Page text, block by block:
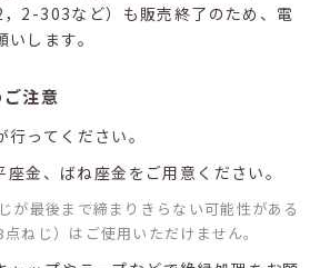
2-303など）も販売終了のため、電
します。
注意
ってください。
金、ばね座金をご用意ください。
が最後まで締まりきらない可能性がある
ねじ）はご使用いただけません。